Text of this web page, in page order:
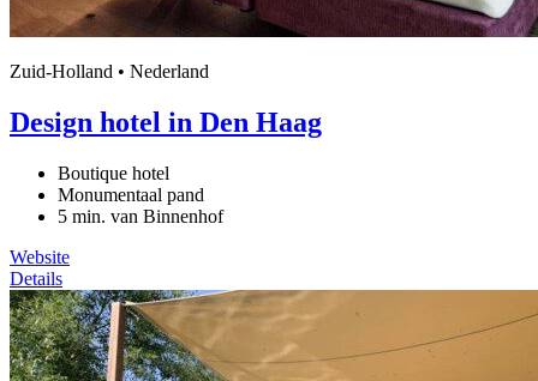
Zuid-Holland • Nederland
Design hotel in Den Haag
Boutique hotel
Monumentaal pand
5 min. van Binnenhof
Website
Details